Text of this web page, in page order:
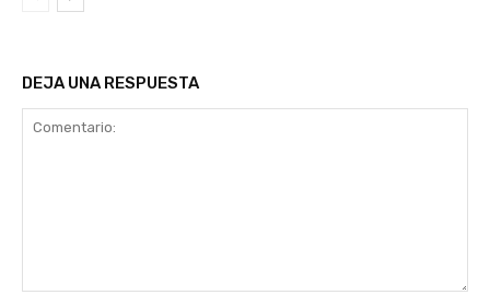
DEJA UNA RESPUESTA